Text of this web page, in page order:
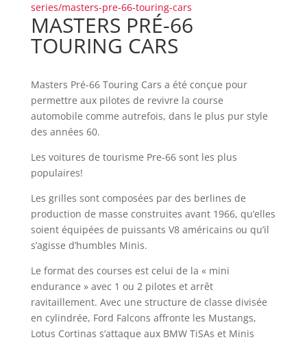
series/masters-pre-66-touring-cars
MASTERS PRÉ-66
TOURING CARS
Masters Pré-66 Touring Cars a été conçue pour
permettre aux pilotes de revivre la course
automobile comme autrefois, dans le plus pur style
des années 60.
Les voitures de tourisme Pre-66 sont les plus
populaires!
Les grilles sont composées par des berlines de
production de masse construites avant 1966, qu’elles
soient équipées de puissants V8 américains ou qu’il
s’agisse d’humbles Minis.
Le format des courses est celui de la « mini
endurance » avec 1 ou 2 pilotes et arrêt
ravitaillement. Avec une structure de classe divisée
en cylindrée, Ford Falcons affronte les Mustangs,
Lotus Cortinas s’attaque aux BMW TiSAs et Minis